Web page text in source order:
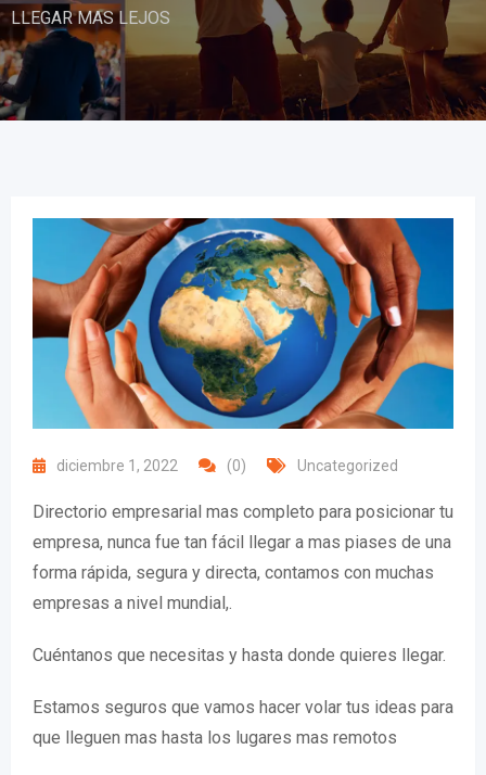
LLEGAR MAS LEJOS
diciembre 1, 2022 (0) Uncategorized
Directorio empresarial mas completo para posicionar tu
empresa, nunca fue tan fácil llegar a mas piases de una
forma rápida, segura y directa, contamos con muchas
empresas a nivel mundial,.
Cuéntanos que necesitas y hasta donde quieres llegar.
Estamos seguros que vamos hacer volar tus ideas para
que lleguen mas hasta los lugares mas remotos